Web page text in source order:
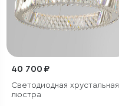
40 700 ₽
Светодиодная хрустальная
люстра